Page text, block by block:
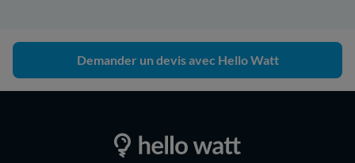
Demander un devis avec Hello Watt